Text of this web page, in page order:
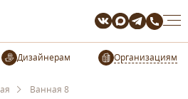
Организациям
Ванная 8